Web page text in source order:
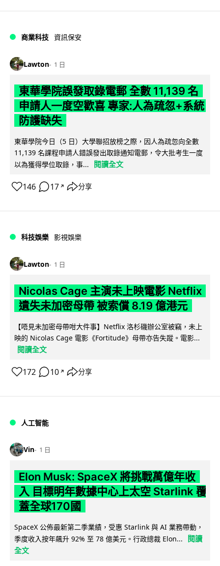
商業科技 資訊保安
Lawton 1 日
東華學院誤發取錄電郵 全數 11,139 名
申請人一度空歡喜 專家:人為疏忽+系統
防護缺失
東華學院今日（5 日）大學聯招放榜之際，因人為疏忽向全數
11,139 名課程申請人錯誤發出取錄通知電郵，令大批考生一度
以為獲得學位取錄，事...
閱讀全文
146 17 ↗ 分享
科技娛樂 影視娛樂
Lawton 1 日
Nicolas Cage 主演未上映電影 Netflix
遺失未加密母帶 被索償 8.19 億港元
【唔見未加密母帶咁大件事】Netflix 洛杉磯辦公室被竊，未上
映的 Nicolas Cage 電影《Fortitude》母帶亦告失蹤。電影...
閱讀全文
172 10 ↗ 分享
人工智能
Vin 1 日
Elon Musk: SpaceX 將挑戰萬億年收
入 目標明年數據中心上太空 Starlink 覆
蓋全球170國
SpaceX 公佈最新第二季業績，受惠 Starlink 與 AI 業務帶動，
季度收入按年飆升 92% 至 78 億美元。行政總裁 Elon...
閱讀
全文